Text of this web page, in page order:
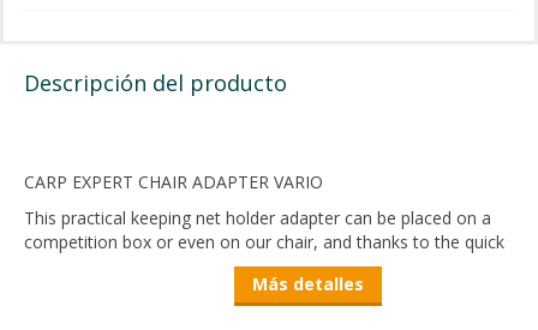
Descripción del producto
CARP EXPERT CHAIR ADAPTER VARIO
This practical keeping net holder adapter can be placed on a
competition box or even on our chair, and thanks to the quick
connector, we can take off our keeping net together with the
connector in an instant without having to pull the entire
adapter off the leg of the competition box.
Más detalles